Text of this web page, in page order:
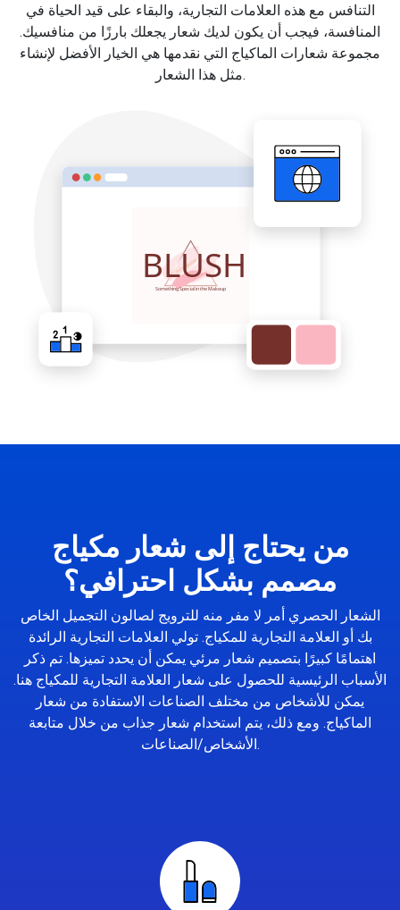
التنافس مع هذه العلامات التجارية، والبقاء على قيد الحياة في
المنافسة، فيجب أن يكون لديك شعار يجعلك بارزًا من منافسيك.
مجموعة شعارات الماكياج التي نقدمها هي الخيار الأفضل لإنشاء
مثل هذا الشعار.
من يحتاج إلى شعار مكياج
مصمم بشكل احترافي؟
الشعار الحصري أمر لا مفر منه للترويج لصالون التجميل الخاص
بك أو العلامة التجارية للمكياج. تولي العلامات التجارية الرائدة
اهتمامًا كبيرًا بتصميم شعار مرئي يمكن أن يحدد تميزها. تم ذكر
الأسباب الرئيسية للحصول على شعار العلامة التجارية للمكياج هنا.
يمكن للأشخاص من مختلف الصناعات الاستفادة من شعار
الماكياج. ومع ذلك، يتم استخدام شعار جذاب من خلال متابعة
الأشخاص/الصناعات.